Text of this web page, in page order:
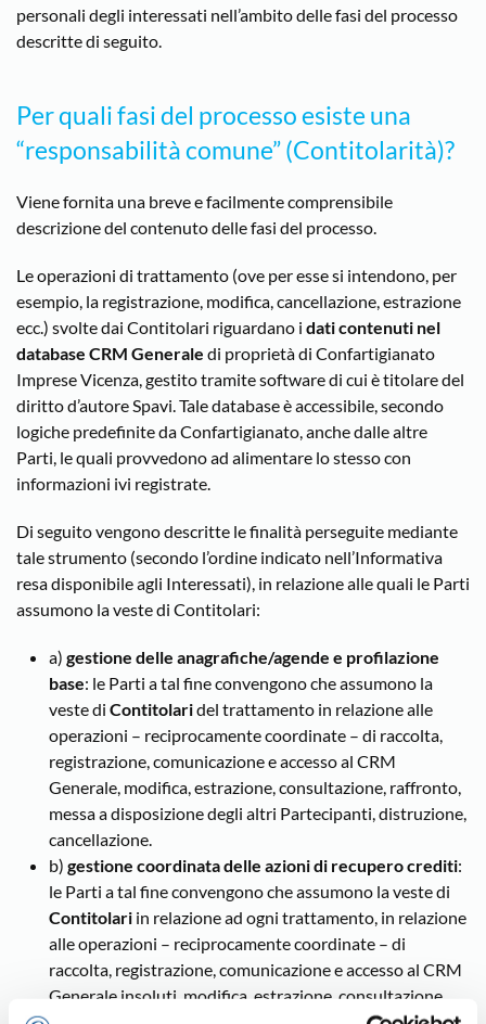
personali degli interessati nell’ambito delle fasi del processo
descritte di seguito.
Per quali fasi del processo esiste una
“responsabilità comune” (Contitolarità)?
Viene fornita una breve e facilmente comprensibile
descrizione del contenuto delle fasi del processo.
Le operazioni di trattamento (ove per esse si intendono, per
esempio, la registrazione, modifica, cancellazione, estrazione
ecc.) svolte dai Contitolari riguardano i dati contenuti nel
database CRM Generale di proprietà di Confartigianato
Imprese Vicenza, gestito tramite software di cui è titolare del
diritto d’autore Spavi. Tale database è accessibile, secondo
logiche predefinite da Confartigianato, anche dalle altre
Parti, le quali provvedono ad alimentare lo stesso con
informazioni ivi registrate.
Di seguito vengono descritte le finalità perseguite mediante
tale strumento (secondo l’ordine indicato nell’Informativa
resa disponibile agli Interessati), in relazione alle quali le Parti
assumono la veste di Contitolari:
a) gestione delle anagrafiche/agende e profilazione
base: le Parti a tal fine convengono che assumono la
veste di Contitolaridel trattamento in relazione alle
operazioni – reciprocamente coordinate – di raccolta,
registrazione, comunicazione e accesso al CRM
Generale, modifica, estrazione, consultazione, raffronto,
messa a disposizione degli altri Partecipanti, distruzione,
cancellazione.
b) gestione coordinata delle azioni di recupero crediti:
le Parti a tal fine convengono che assumono la veste di
Contitolari in relazione ad ogni trattamento, in relazione
alle operazioni – reciprocamente coordinate – di
raccolta, registrazione, comunicazione e accesso al CRM
Generale insoluti, modifica, estrazione, consultazione,